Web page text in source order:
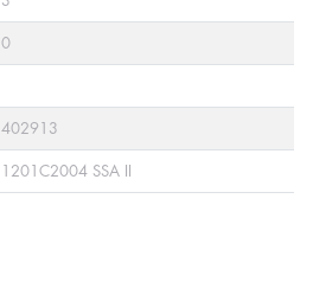
0
402913
1201C2004 SSA II